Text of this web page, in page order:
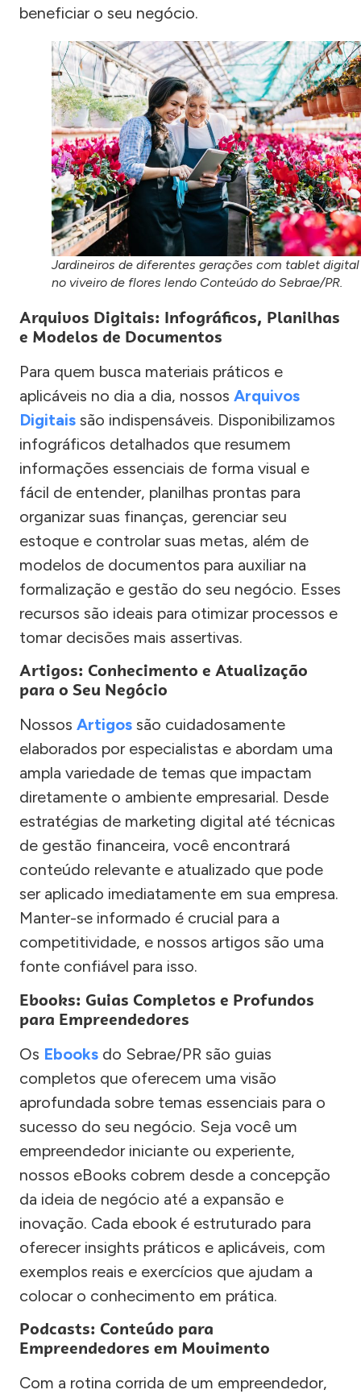
beneficiar o seu negócio.
Jardineiros de diferentes gerações com tablet digital
no viveiro de flores lendo Conteúdo do Sebrae/PR.
Arquivos Digitais: Infográficos, Planilhas
e Modelos de Documentos
Para quem busca materiais práticos e
aplicáveis no dia a dia, nossos Arquivos
Digitais são indispensáveis. Disponibilizamos
infográficos detalhados que resumem
informações essenciais de forma visual e
fácil de entender, planilhas prontas para
organizar suas finanças, gerenciar seu
estoque e controlar suas metas, além de
modelos de documentos para auxiliar na
formalização e gestão do seu negócio. Esses
recursos são ideais para otimizar processos e
tomar decisões mais assertivas.
Artigos: Conhecimento e Atualização
para o Seu Negócio
Nossos Artigos são cuidadosamente
elaborados por especialistas e abordam uma
ampla variedade de temas que impactam
diretamente o ambiente empresarial. Desde
estratégias de marketing digital até técnicas
de gestão financeira, você encontrará
conteúdo relevante e atualizado que pode
ser aplicado imediatamente em sua empresa.
Manter-se informado é crucial para a
competitividade, e nossos artigos são uma
fonte confiável para isso.
Ebooks: Guias Completos e Profundos
para Empreendedores
Os Ebooks do Sebrae/PR são guias
completos que oferecem uma visão
aprofundada sobre temas essenciais para o
sucesso do seu negócio. Seja você um
empreendedor iniciante ou experiente,
nossos eBooks cobrem desde a concepção
da ideia de negócio até a expansão e
inovação. Cada ebook é estruturado para
oferecer insights práticos e aplicáveis, com
exemplos reais e exercícios que ajudam a
colocar o conhecimento em prática.
Podcasts: Conteúdo para
Empreendedores em Movimento
Com a rotina corrida de um empreendedor,